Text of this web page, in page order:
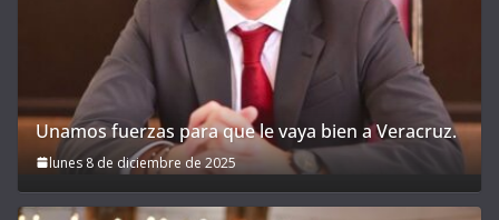
Unamos fuerzas para que le vaya bien a Veracruz.
lunes 8 de diciembre de 2025